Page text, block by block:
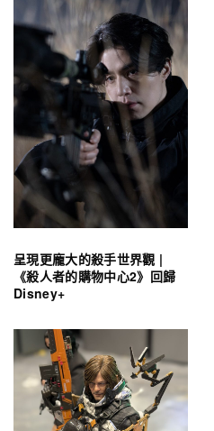
呈現更龐大的殺手世界觀 |
《殺人者的購物中心2》回歸
Disney+